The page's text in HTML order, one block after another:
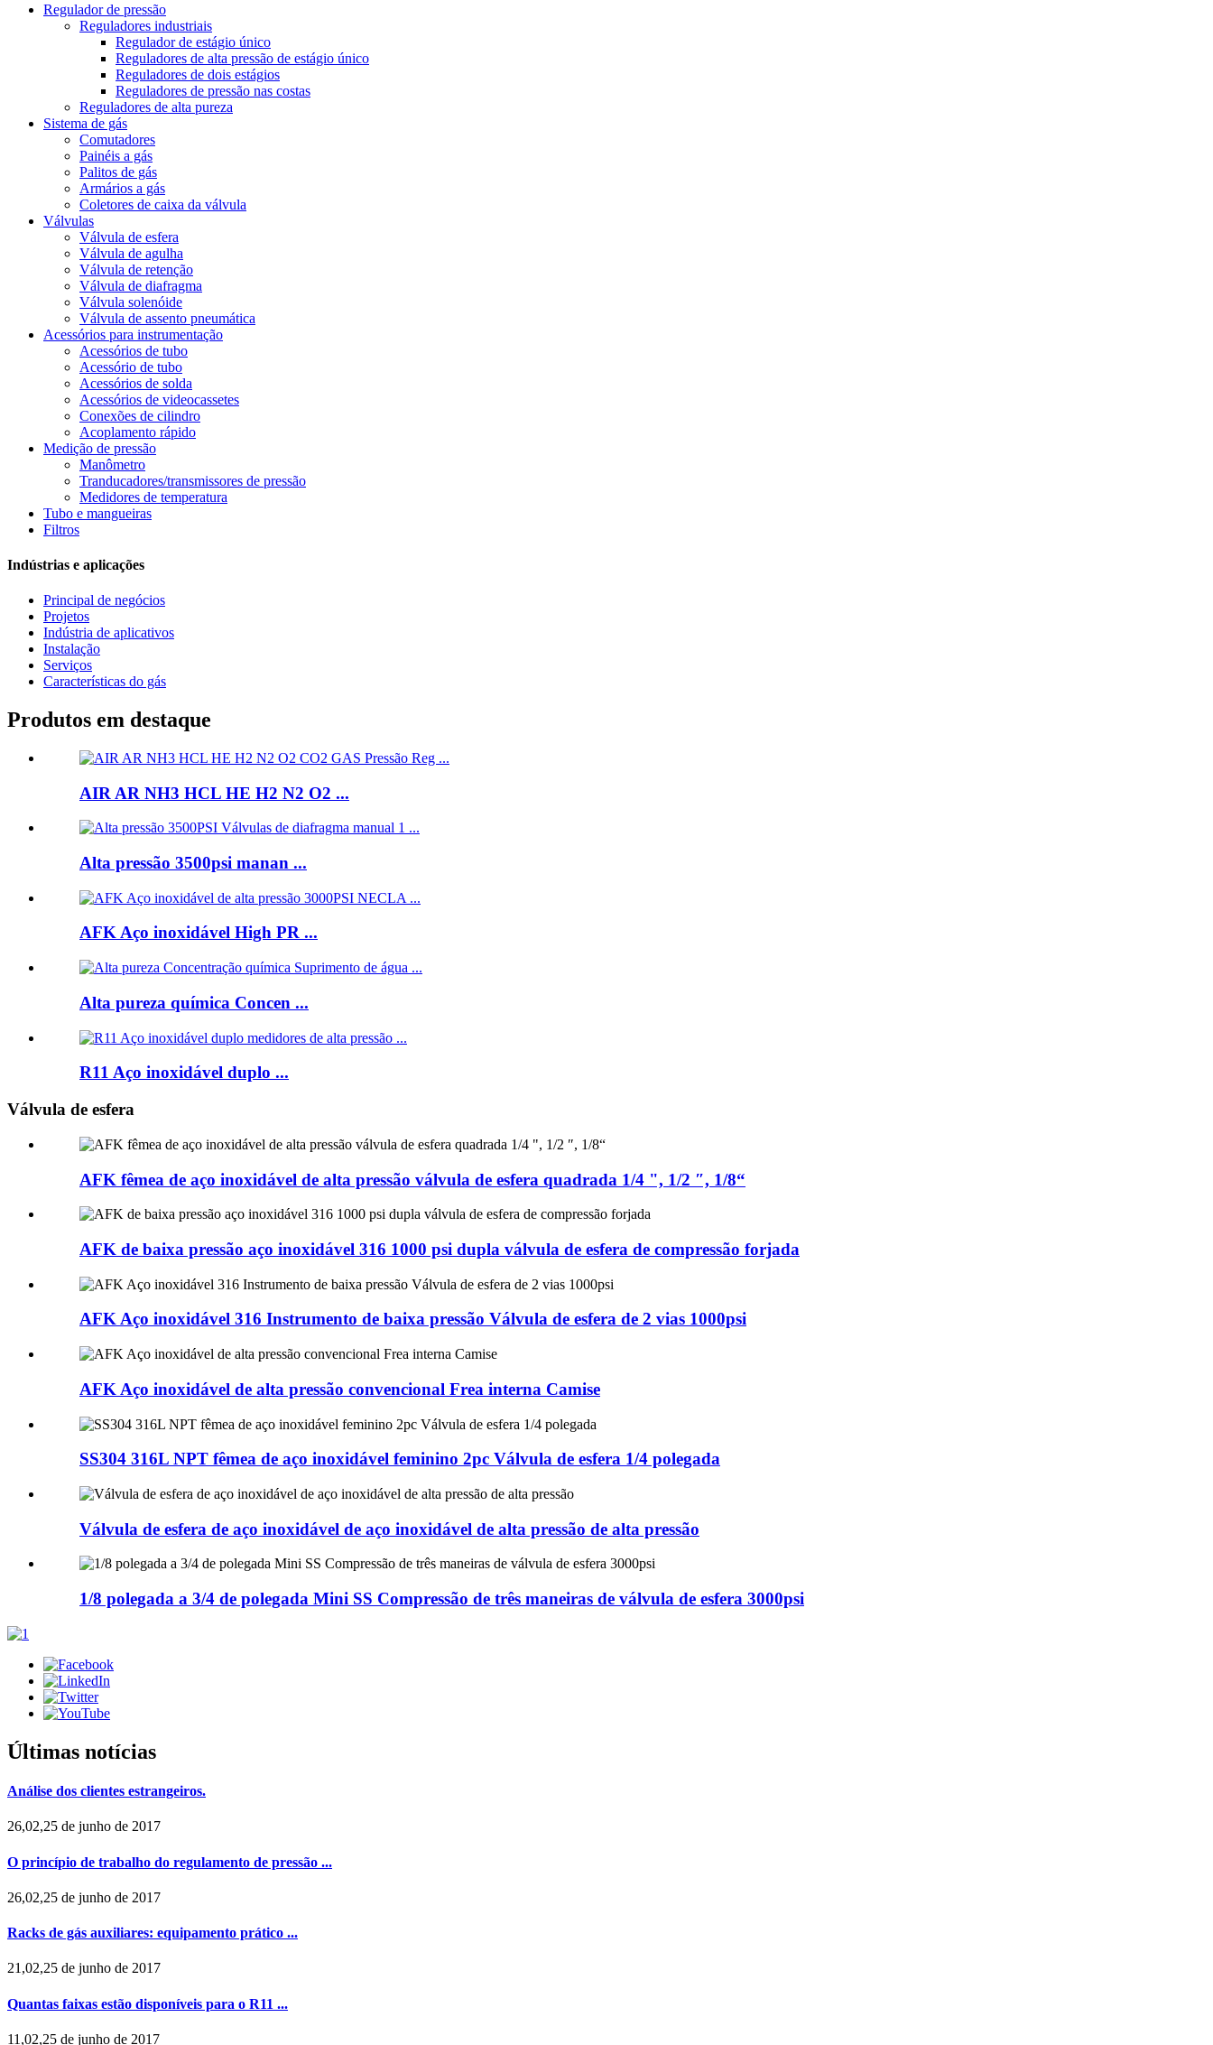
Regulador de pressão
Reguladores industriais
Regulador de estágio único
Reguladores de alta pressão de estágio único
Reguladores de dois estágios
Reguladores de pressão nas costas
Reguladores de alta pureza
Sistema de gás
Comutadores
Painéis a gás
Palitos de gás
Armários a gás
Coletores de caixa da válvula
Válvulas
Válvula de esfera
Válvula de agulha
Válvula de retenção
Válvula de diafragma
Válvula solenóide
Válvula de assento pneumática
Acessórios para instrumentação
Acessórios de tubo
Acessório de tubo
Acessórios de solda
Acessórios de videocassetes
Conexões de cilindro
Acoplamento rápido
Medição de pressão
Manômetro
Tranducadores/transmissores de pressão
Medidores de temperatura
Tubo e mangueiras
Filtros
Indústrias e aplicações
Principal de negócios
Projetos
Indústria de aplicativos
Instalação
Serviços
Características do gás
Produtos em destaque
AIR AR NH3 HCL HE H2 N2 O2 ...
Alta pressão 3500psi manan ...
AFK Aço inoxidável High PR ...
Alta pureza química Concen ...
R11 Aço inoxidável duplo ...
Válvula de esfera
AFK fêmea de aço inoxidável de alta pressão válvula de esfera quadrada 1/4 ", 1/2 ″, 1/8“
AFK de baixa pressão aço inoxidável 316 1000 psi dupla válvula de esfera de compressão forjada
AFK Aço inoxidável 316 Instrumento de baixa pressão Válvula de esfera de 2 vias 1000psi
AFK Aço inoxidável de alta pressão convencional Frea interna Camise
SS304 316L NPT fêmea de aço inoxidável feminino 2pc Válvula de esfera 1/4 polegada
Válvula de esfera de aço inoxidável de aço inoxidável de alta pressão de alta pressão
1/8 polegada a 3/4 de polegada Mini SS Compressão de três maneiras de válvula de esfera 3000psi
Últimas notícias
Análise dos clientes estrangeiros.
26,02,25 de junho de 2017
O princípio de trabalho do regulamento de pressão ...
26,02,25 de junho de 2017
Racks de gás auxiliares: equipamento prático ...
21,02,25 de junho de 2017
Quantas faixas estão disponíveis para o R11 ...
11,02,25 de junho de 2017